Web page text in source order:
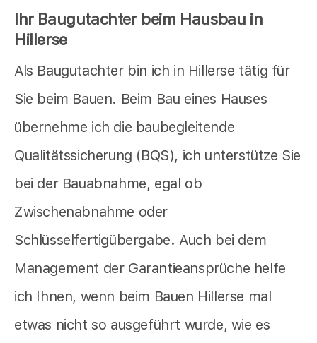
Ihr Baugutachter beim Hausbau in
Hillerse
Als Baugutachter bin ich in Hillerse tätig für
Sie beim Bauen. Beim Bau eines Hauses
übernehme ich die baubegleitende
Qualitätssicherung (BQS), ich unterstütze Sie
bei der Bauabnahme, egal ob
Zwischenabnahme oder
Schlüsselfertigübergabe. Auch bei dem
Management der Garantieansprüche helfe
ich Ihnen, wenn beim Bauen Hillerse mal
etwas nicht so ausgeführt wurde, wie es